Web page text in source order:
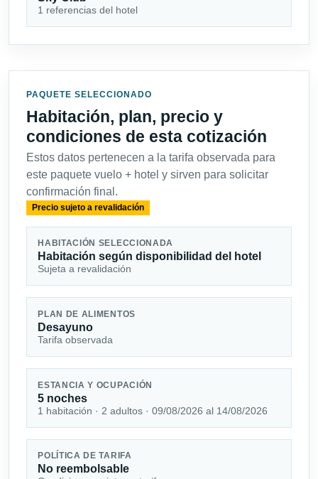
1 referencias del hotel
PAQUETE SELECCIONADO
Habitación, plan, precio y
condiciones de esta cotización
Estos datos pertenecen a la tarifa observada para
este paquete vuelo + hotel y sirven para solicitar
confirmación final.
Precio sujeto a revalidación
HABITACIÓN SELECCIONADA
Habitación según disponibilidad del hotel
Sujeta a revalidación
PLAN DE ALIMENTOS
Desayuno
Tarifa observada
ESTANCIA Y OCUPACIÓN
5 noches
1 habitación · 2 adultos · 09/08/2026 al 14/08/2026
POLÍTICA DE TARIFA
No reembolsable